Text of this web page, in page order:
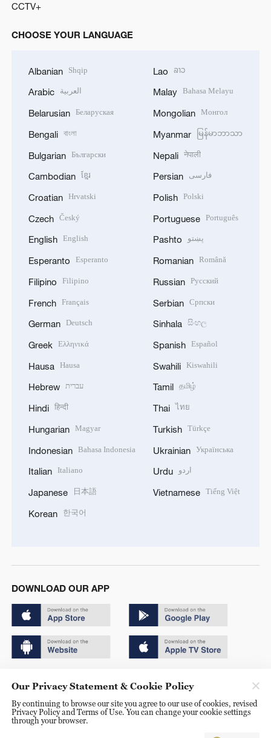
CCTV+
CHOOSE YOUR LANGUAGE
Albanian Shqip
Arabic العربية
Belarusian Беларуская
Bengali বাংলা
Bulgarian Български
Cambodian ខ្មែរ
Croatian Hrvatski
Czech Český
English English
Esperanto Esperanto
Filipino Filipino
French Français
German Deutsch
Greek Ελληνικά
Hausa Hausa
Hebrew עברית
Hindi हिन्दी
Hungarian Magyar
Indonesian Bahasa Indonesia
Italian Italiano
Japanese 日本語
Korean 한국어
Lao ລາວ
Malay Bahasa Melayu
Mongolian Монгол
Myanmar မြန်မာဘာသာ
Nepali नेपाली
Persian فارسی
Polish Polski
Portuguese Português
Pashto پښتو
Romanian Română
Russian Русский
Serbian Српски
Sinhala සිංහල
Spanish Español
Swahili Kiswahili
Tamil தமிழ்
Thai ไทย
Turkish Türkçe
Ukrainian Українська
Urdu اردو
Vietnamese Tiếng Việt
DOWNLOAD OUR APP
京ICP备20000184号
京公网安备 11010502050052号
Our Privacy Statement & Cookie Policy
By continuing to browse our site you agree to our use of cookies, revised
Privacy Policy and Terms of Use. You can change your cookie settings
through your browser.